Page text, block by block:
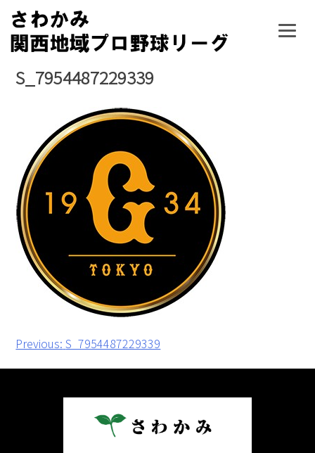
Skip
content
S_7954487229339
投
稿
Previous: S_7954487229339